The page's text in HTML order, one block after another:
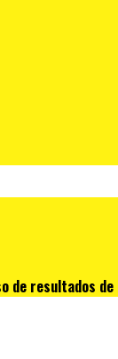
de resultados